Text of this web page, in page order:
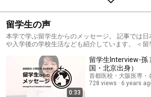
留学生の声
本学で学ぶ留学生からのメッセージ。 記事では
や入学後の学校生活なども紹介しています。 ＜留学生の皆さまへ＞ 学び
日本での暮らしや日常生活に対するサポートまで
バックアップします！ ＜留学生サポート体制についてはこちら＞ 首都医
校 https://www.iko.ac.jp/tokyo/for/
https://www.iko.ac.jp/osaka/for/
https://www.iko.ac.jp/nagoya/for/
0:33
留学生Interview-孫
国・北京出身）
首都医校・大阪医専・
728 views
6 years